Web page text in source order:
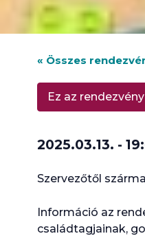
« Összes
Ez az
2025.03.13. -
Szervezőtől
Információ az
családtagjainak,